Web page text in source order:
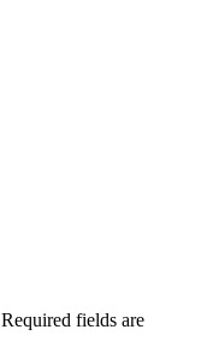
Required fields are